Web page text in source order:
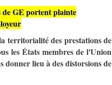
de GE portent plainte
territorialité des prestations de
les États membres de l'Union
donner lieu à des distorsions de